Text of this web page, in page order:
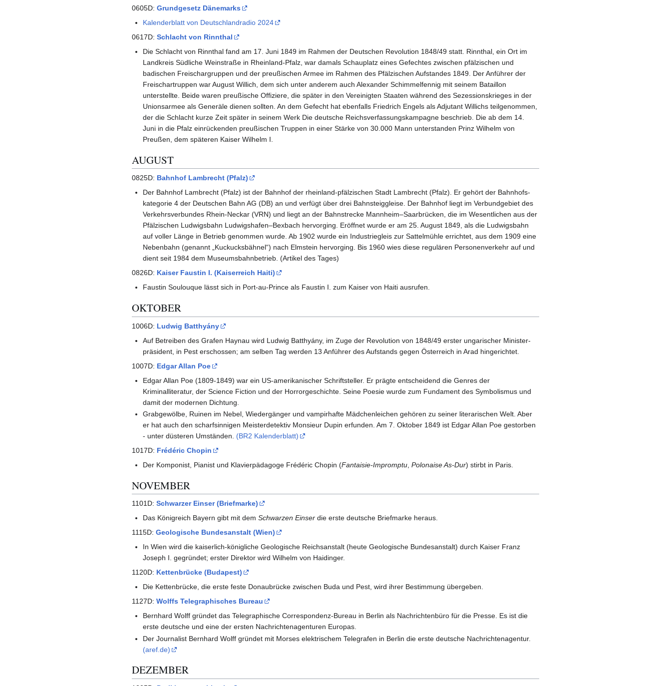
0605D: Grundgesetz Dänemarks
Kalenderblatt von Deutschlandradio 2024
0617D: Schlacht von Rinnthal
Die Schlacht von Rinnthal fand am 17. Juni 1849 im Rahmen der Deutschen Revolution 1848/49 statt. Rinnthal, ein Ort im
Landkreis Südliche Weinstraße in Rheinland-Pfalz, war damals Schauplatz eines Gefechtes zwischen pfälzischen und
badischen Freischargruppen und der preußischen Armee im Rahmen des Pfälzischen Aufstandes 1849. Der Anführer der
Freischartruppen war August Willich, dem sich unter anderem auch Alexander Schimmelfennig mit seinem Bataillon
unterstellte. Beide waren preußische Offiziere, die später in den Vereinigten Staaten während des Sezessionskrieges in der
Unionsarmee als Generäle dienen sollten. An dem Gefecht hat ebenfalls Friedrich Engels als Adjutant Willichs teilgenommen,
der die Schlacht kurze Zeit später in seinem Werk Die deutsche Reichsverfassungskampagne beschrieb. Die ab dem 14.
Juni in die Pfalz einrückenden preußischen Truppen in einer Stärke von 30.000 Mann unterstanden Prinz Wilhelm von
Preußen, dem späteren Kaiser Wilhelm I.
AUGUST
0825D: Bahnhof Lambrecht (Pfalz)
Der Bahnhof Lambrecht (Pfalz) ist der Bahnhof der rhein­land-pfälzi­schen Stadt Lambrecht (Pfalz). Er gehört der Bahn­hofs­
kate­gorie 4 der Deut­schen Bahn AG (DB) an und ver­fügt über drei Bahn­steig­gleise. Der Bahn­hof liegt im Ver­bund­gebiet des
Verkehrs­verbun­des Rhein-Neckar (VRN) und liegt an der Bahn­strecke Mann­heim–Saar­brücken, die im Wesent­lichen aus der
Pfälzi­schen Ludwigs­bahn Ludwigs­hafen–Bexbach hervor­ging. Eröffnet wurde er am 25. August 1849, als die Ludwigs­bahn
auf voller Länge in Betrieb genom­men wurde. Ab 1902 wurde ein Indus­trie­gleis zur Sattel­mühle errich­tet, aus dem 1909 eine
Neben­bahn (genannt „Kuckucks­bähnel“) nach Elm­stein hervor­ging. Bis 1960 wies diese regulä­ren Personen­ver­kehr auf und
dient seit 1984 dem Museumsbahnbetrieb. (Artikel des Tages)
0826D: Kaiser Faustin I. (Kaiserreich Haiti)
Faustin Soulouque lässt sich in Port-au-Prince als Faustin I. zum Kaiser von Haiti ausrufen.
OKTOBER
1006D: Ludwig Batthyány
Auf Betreiben des Grafen Haynau wird Ludwig Batthyány, im Zuge der Revolution von 1848/49 erster ungarischer Minister­
präsident, in Pest erschossen; am selben Tag werden 13 Anführer des Aufstands gegen Öster­reich in Arad hinge­richtet.
1007D: Edgar Allan Poe
Edgar Allan Poe (1809-1849) war ein US-amerikanischer Schriftsteller. Er prägte entscheidend die Genres der
Kriminalliteratur, der Science Fiction und der Horrorgeschichte. Seine Poesie wurde zum Fundament des Symbolismus und
damit der modernen Dichtung.
Grabgewölbe, Ruinen im Nebel, Wiedergänger und vampirhafte Mädchenleichen gehören zu seiner literarischen Welt. Aber
er hat auch den scharfsinnigen Meisterdetektiv Monsieur Dupin erfunden. Am 7. Oktober 1849 ist Edgar Allan Poe gestorben
- unter düsteren Umständen. (BR2 Kalenderblatt)
1017D: Frédéric Chopin
Der Kompo­nist, Pianist und Klavier­päda­goge Frédéric Chopin (Fantaisie-Impromptu ,Polonaise As-Dur) stirbt in Paris.
NOVEMBER
1101D: Schwarzer Einser (Briefmarke)
Das Königreich Bayern gibt mit demSchwarzen Einser die erste deutsche Briefmarke heraus.
1115D: Geologische Bundesanstalt (Wien)
In Wien wird die kaiser­lich-könig­liche Geolo­gische Reichs­anstalt (heute Geologische Bundesanstalt) durch Kaiser Franz
Joseph I. gegründet; erster Direktor wird Wilhelm von Haidinger.
1120D: Kettenbrücke (Budapest)
Die Kettenbrücke, die erste feste Donaubrücke zwischen Buda und Pest, wird ihrer Bestimmung übergeben.
1127D: Wolffs Telegraphisches Bureau
Bernhard Wolff gründet das Telegraphische Correspondenz-Bureau in Berlin als Nachrichtenbüro für die Presse. Es ist die
erste deutsche und eine der ersten Nachrichtenagenturen Europas.
Der Journalist Bernhard Wolff gründet mit Morses elektrischem Telegrafen in Berlin die erste deutsche Nachrichtenagentur.
(aref.de)
DEZEMBER